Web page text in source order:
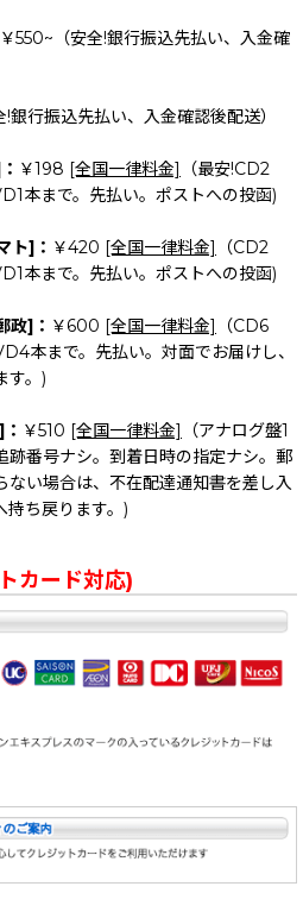
￥550~（安全!銀行振込先払い、入金確
銀行振込先払い、入金確認後配送）
￥198 [全国一律料金]
（最安!CD2
本まで。先払い。ポストへの投函)
ト]： ￥420 [全国一律料金]
（CD2
本まで。先払い。ポストへの投函)
政]： ￥600 [全国一律料金]
（CD6
本まで。先払い。対面でお届けし、
す。)
￥510 [全国一律料金]
（アナログ盤1
跡番号ナシ。到着日時の指定ナシ。郵
ない場合は、不在配達通知書を差し入
持ち戻ります。)
カード対応)